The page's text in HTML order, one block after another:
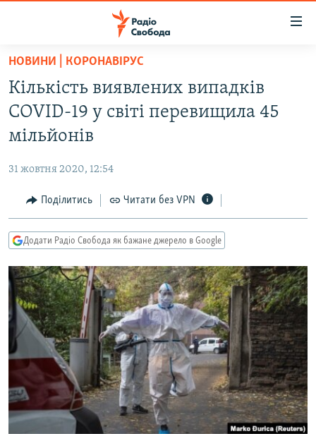
Перейти
основного
матеріалу
Перейти
до
основної
Перейти
до
пошуку
СТАТТІ
СУСПІЛЬСТВО
УКРАЇНА
СВІТ
РОСІЙСЬКА «ФІЛЬТРАЦІЯ»
ДОНБАС.РЕАЛІЇ
ТИ ЯК?
СХЕМИ
КИТАЙ.ВИКЛИКИ
МУЛЬТИМЕДІА
ФОТО
СПЕЦПРОЄКТИ
ПОДКАСТИ
НОВИНИ | КОРОНАВІРУС
Кількість виявлених випадків
COVID-19 у світі перевищила 45
мільйонів
31 жовтня 2020, 12:54
Поділитись Читати без VPN
Додати Радіо Свобода як бажане джерело в Google